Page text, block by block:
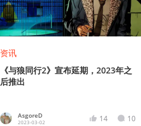
资讯
《与狼同行2》宣布延期，2023年之
后推出
AsgoreD
2023-03-02 14 10